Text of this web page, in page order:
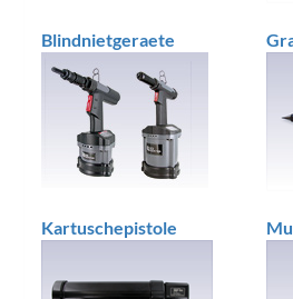
Blindnietgeraete
Kartuschepistole